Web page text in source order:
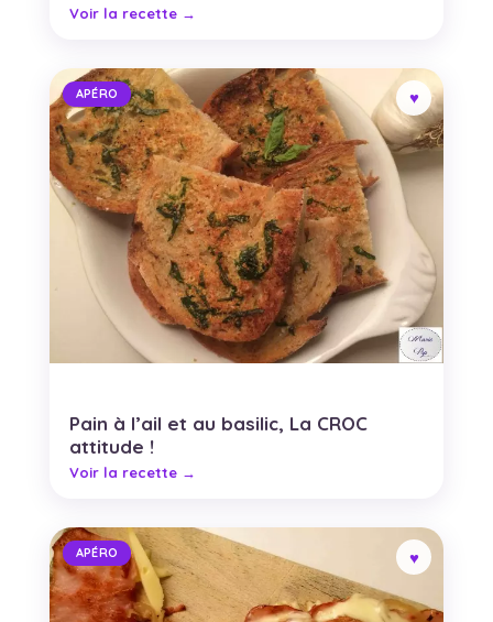
Pain à l’ail et au basilic, La CROC
attitude !
APÉRO
APÉRO